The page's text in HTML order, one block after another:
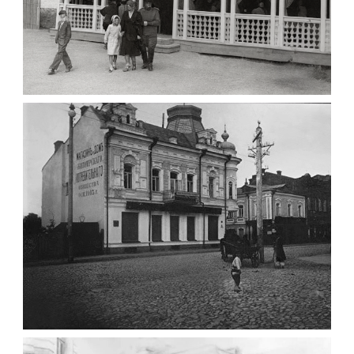
ПАВІЛЬЙОН МОРОЗИВА ЖИТОМИР 1947
Фото Житомир (1945-
1960)
Leave a comment
ФОТО ЖИТОМИРА 1905 ВУЛ.
МИХАЙЛІВСЬКА-СКОРУЛЬСЬКОГО
Фото Житомира період